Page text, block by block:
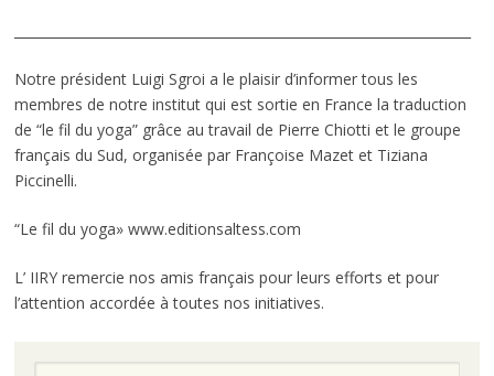
Notre président Luigi Sgroi a le plaisir d’informer tous les
membres de notre institut qui est sortie en France la traduction
de “le fil du yoga” grâce au travail de Pierre Chiotti et le groupe
français du Sud, organisée par Françoise Mazet et Tiziana
Piccinelli.
“Le fil du yoga» www.editionsaltess.com
L’ IIRY remercie nos amis français pour leurs efforts et pour
l’attention accordée à toutes nos initiatives.